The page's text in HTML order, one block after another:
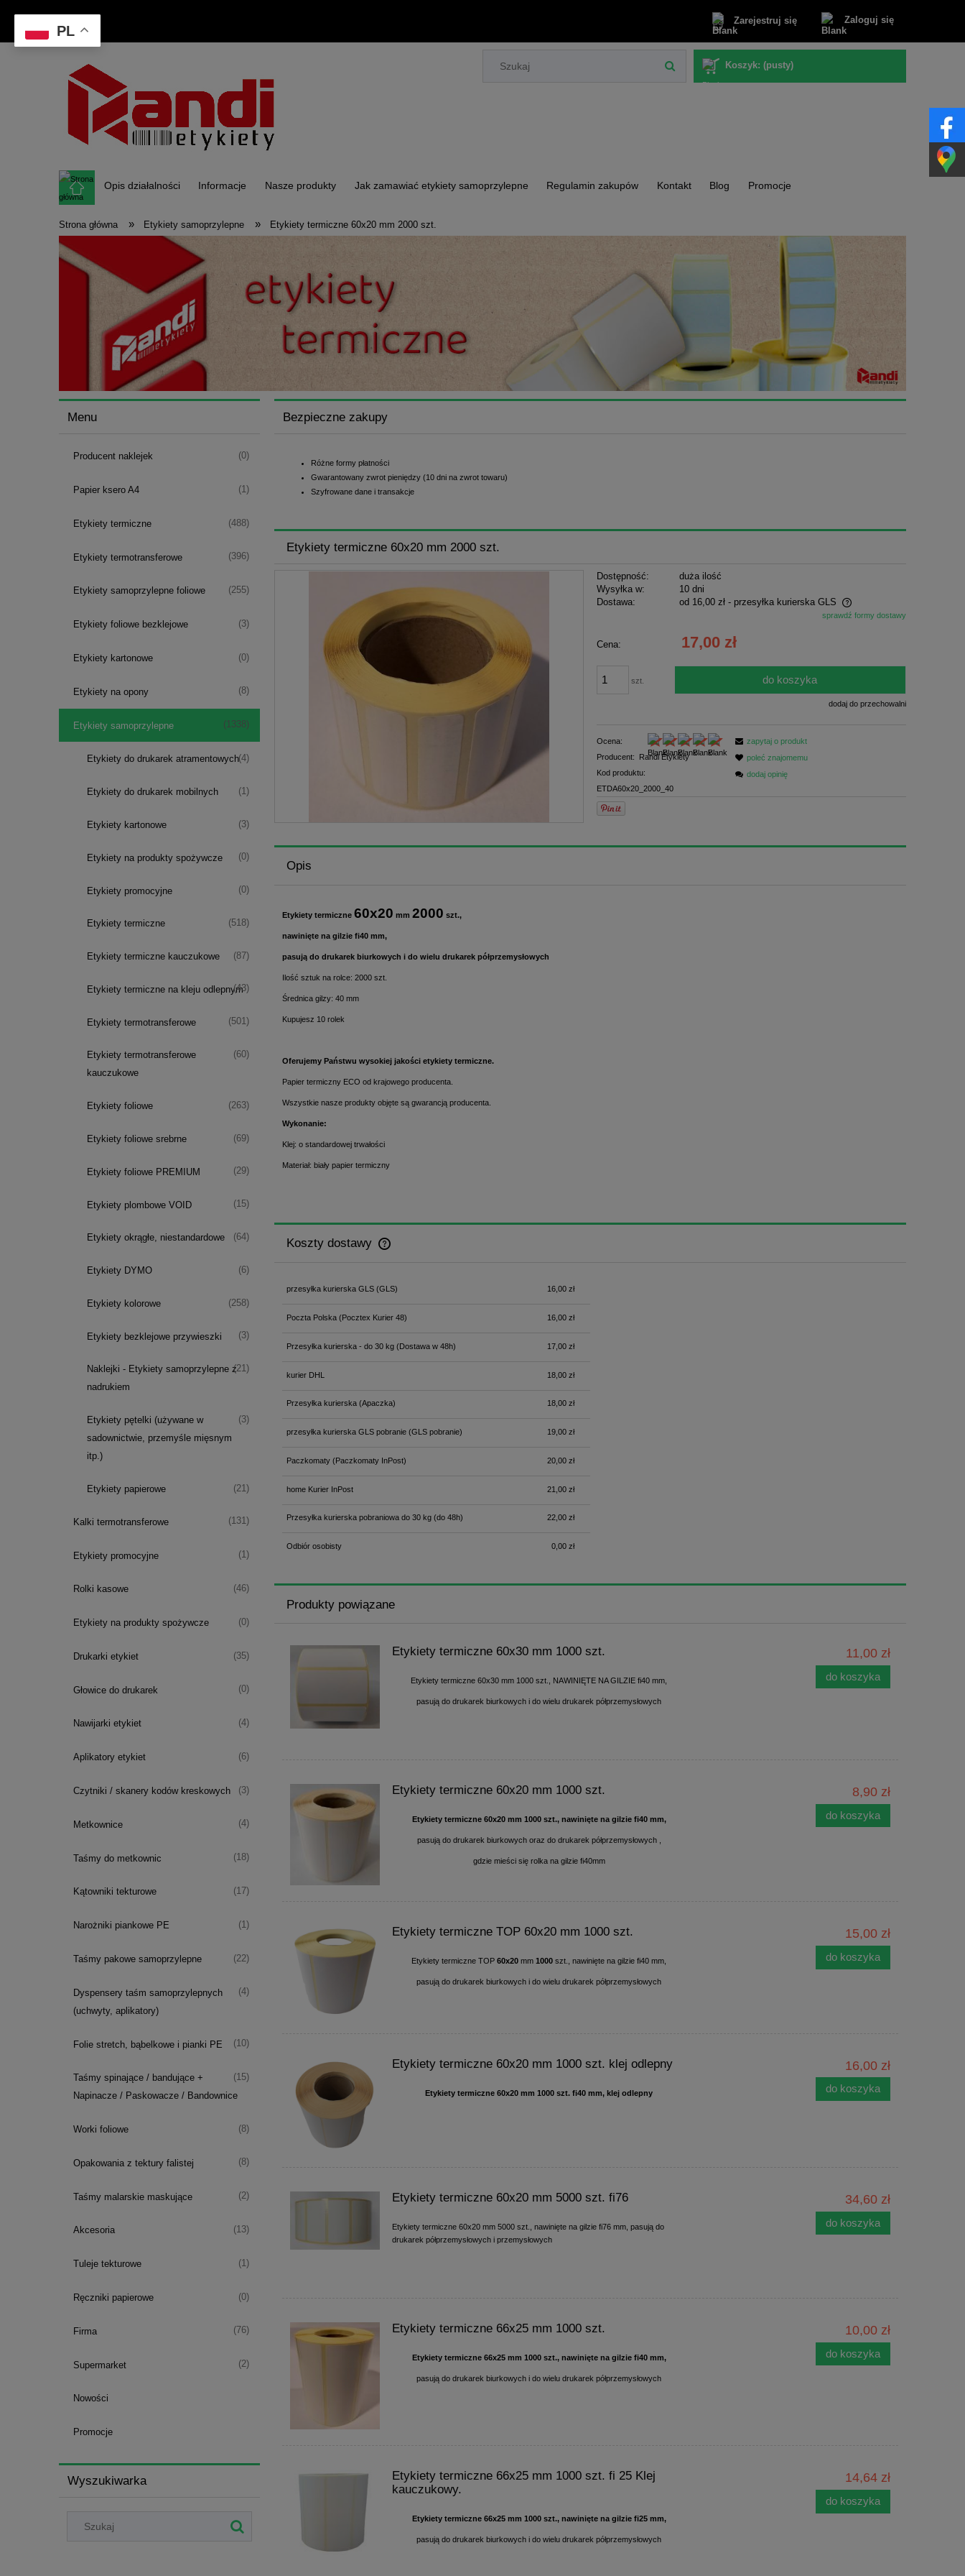
Zarejestruj się Zaloguj się
Koszyk: (pusty)
Opis działalności Informacje Nasze produkty Jak zamawiać etykiety samoprzylepne Regulamin zakupów Kontakt Blog Promocje
Strona główna » Etykiety samoprzylepne » Etykiety termiczne 60x20 mm 2000 szt.
Menu
Producent naklejek (0)
Papier ksero A4 (1)
Etykiety termiczne (488)
Etykiety termotransferowe (396)
Etykiety samoprzylepne foliowe (255)
Etykiety foliowe bezklejowe (3)
Etykiety kartonowe (0)
Etykiety na opony (8)
Etykiety samoprzylepne (1338)
Etykiety do drukarek atramentowych(4)
Etykiety do drukarek mobilnych (1)
Etykiety kartonowe (3)
Etykiety na produkty spożywcze (0)
Etykiety promocyjne (0)
Etykiety termiczne (518)
Etykiety termiczne kauczukowe (87)
Etykiety termiczne na kleju odlepnym
(43)
Etykiety termotransferowe (501)
Etykiety termotransferowe
kauczukowe
(60)
Etykiety foliowe (263)
Etykiety foliowe srebrne (69)
Etykiety foliowe PREMIUM (29)
Etykiety plombowe VOID (15)
Etykiety okrągłe, niestandardowe (64)
Etykiety DYMO (6)
Etykiety kolorowe (258)
Etykiety bezklejowe przywieszki (3)
Naklejki - Etykiety samoprzylepne z
nadrukiem
(21)
Etykiety pętelki (używane w
sadownictwie, przemyśle mięsnym
itp.)
(3)
Etykiety papierowe (21)
Kalki termotransferowe (131)
Etykiety promocyjne (1)
Rolki kasowe (46)
Etykiety na produkty spożywcze (0)
Drukarki etykiet (35)
Głowice do drukarek (0)
Nawijarki etykiet (4)
Aplikatory etykiet (6)
Czytniki / skanery kodów kreskowych (3)
Metkownice (4)
Taśmy do metkownic (18)
Kątowniki tekturowe (17)
Narożniki piankowe PE (1)
Taśmy pakowe samoprzylepne (22)
Dyspensery taśm samoprzylepnych
(uchwyty, aplikatory)
(4)
Folie stretch, bąbelkowe i pianki PE (10)
Taśmy spinające / bandujące +
Napinacze / Paskowacze / Bandownice
(15)
Worki foliowe (8)
Opakowania z tektury falistej (8)
Taśmy malarskie maskujące (2)
Akcesoria (13)
Tuleje tekturowe (1)
Ręczniki papierowe (0)
Firma (76)
Supermarket (2)
Nowości
Promocje
Wyszukiwarka
Bezpieczne zakupy
Różne formy płatności
Gwarantowany zwrot pieniędzy (10 dni na zwrot towaru)
Szyfrowane dane i transakcje
Etykiety termiczne 60x20 mm 2000 szt.
Dostępność:
duża ilość
Wysyłka w:
10 dni
Dostawa:
od 16,00 zł - przesyłka kurierska GLS
Cena nie zawiera ewentualnych kosztów
płatności
sprawdź formy dostawy
Cena: 17,00 zł
szt. do koszyka
dodaj do przechowalni
Ocena:
Producent:
Randi Etykiety
Kod produktu:
ETDA60x20_2000_40
zapytaj o produkt
poleć znajomemu
dodaj opinię
Opis
Etykiety termiczne 60x20 mm 2000 szt.,
nawinięte na gilzie fi40 mm,
pasują do drukarek biurkowych i do wielu drukarek półprzemysłowych
Ilość sztuk na rolce: 2000 szt.
Średnica gilzy: 40 mm
Kupujesz 10 rolek
Oferujemy Państwu wysokiej jakości etykiety termiczne.
Papier termiczny ECO od krajowego producenta.
Wszystkie nasze produkty objęte są gwarancją producenta.
Wykonanie:
Klej: o standardowej trwałości
Materiał: biały papier termiczny
Koszty dostawy
płatności
przesyłka kurierska GLS(GLS) 16,00 zł
Poczta Polska(Pocztex Kurier 48) 16,00 zł
Przesyłka kurierska - do 30 kg(Dostawa w 48h) 17,00 zł
kurier DHL 18,00 zł
Przesyłka kurierska (Apaczka) 18,00 zł
przesyłka kurierska GLS pobranie(GLS pobranie) 19,00 zł
Paczkomaty(Paczkomaty InPost) 20,00 zł
home Kurier InPost 21,00 zł
Przesyłka kurierska pobraniowa do 30 kg(do 48h) 22,00 zł
Odbiór osobisty 0,00 zł
Produkty powiązane
Etykiety termiczne 60x30 mm 1000 szt.
Etykiety termiczne 60x30 mm 1000 szt., NAWINIĘTE NA GILZIE fi40 mm,
pasują do drukarek biurkowych i do wielu drukarek półprzemysłowych
11,00 zł
do koszyka
Etykiety termiczne 60x20 mm 1000 szt.
Etykiety termiczne 60x20 mm 1000 szt., nawinięte na gilzie fi40 mm,
pasują do drukarek biurkowych oraz do drukarek półprzemysłowych ,
gdzie mieści się rolka na gilzie fi40mm
8,90 zł
do koszyka
Etykiety termiczne TOP 60x20 mm 1000 szt.
Etykiety termiczne TOP60x20 mm1000 szt., nawinięte na gilzie fi40 mm,
pasują do drukarek biurkowych i do wielu drukarek półprzemysłowych
15,00 zł
do koszyka
Etykiety termiczne 60x20 mm 1000 szt. klej odlepny
Etykiety termiczne 60x20 mm 1000 szt. fi40 mm, klej odlepny
16,00 zł
do koszyka
Etykiety termiczne 60x20 mm 5000 szt. fi76
Etykiety termiczne 60x20 mm 5000 szt., nawinięte na gilzie fi76 mm, pasują do
drukarek półprzemysłowych i przemysłowych
34,60 zł
do koszyka
Etykiety termiczne 66x25 mm 1000 szt.
Etykiety termiczne 66x25 mm 1000 szt., nawinięte na gilzie fi40 mm,
pasują do drukarek biurkowych i do wielu drukarek półprzemysłowych
10,00 zł
do koszyka
Etykiety termiczne 66x25 mm 1000 szt. fi 25 Klej
kauczukowy.
Etykiety termiczne 66x25 mm 1000 szt., nawinięte na gilzie fi25 mm,
pasują do drukarek biurkowych i do wielu drukarek półprzemysłowych
14,64 zł
do koszyka
PL